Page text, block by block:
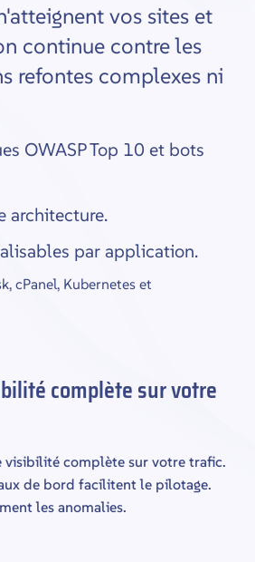
vos sites et
continue contre les
refontes complexes ni
OWASP Top 10 et bots
architecture.
par application.
cPanel, Kubernetes et
complète sur votre
visibilité complète sur votre trafic.
de bord facilitent le pilotage.
les anomalies.